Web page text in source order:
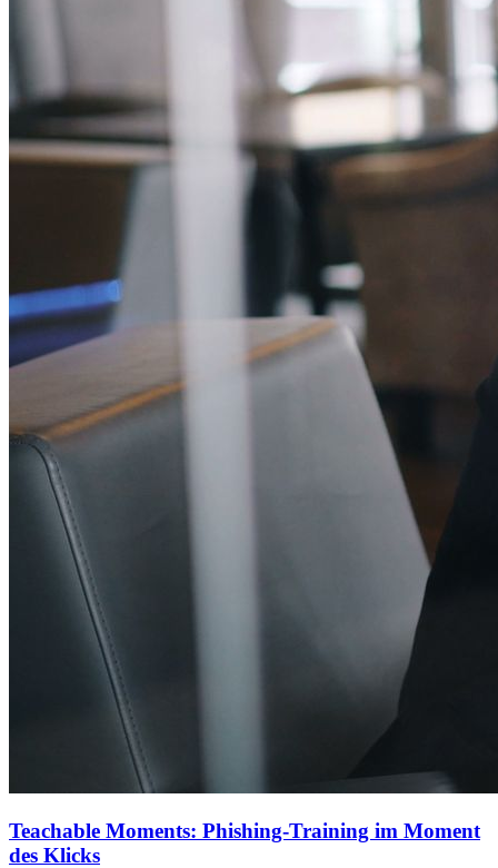
Teachable Moments: Phishing-Training im Moment
des Klicks